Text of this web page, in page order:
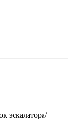
эскалатора/